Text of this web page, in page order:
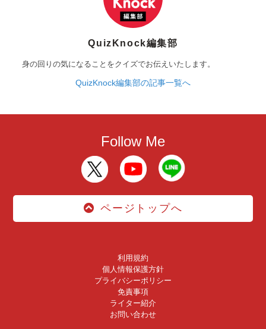
QuizKnock編集部
身の回りの気になることをクイズでお伝えいたします。
QuizKnock編集部の記事一覧へ
Follow Me
ページトップへ
利用規約
個人情報保護方針
プライバシーポリシー
免責事項
ライター紹介
お問い合わせ